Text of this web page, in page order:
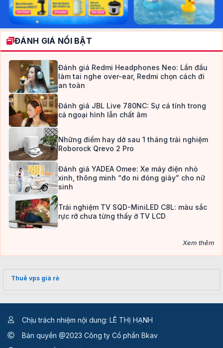
ĐÁNH GIÁ NỔI BẬT
Đánh giá Redmi Headphones Neo: Lần đầu
làm tai nghe over-ear, Redmi chọn cách đi
an toàn
Đánh giá JBL Live 780NC: Sự cá tính trong
cả ngoại hình lẫn chất âm
Những điểm hay dở sau 1 tháng trải nghiệm
Roborock Qrevo 2 Pro
Đánh giá YADEA Omee: Xe máy điện nhỏ
xinh, thông minh “đo ni đóng giày” cho nữ
sinh
Trải nghiệm TV SQD-MiniLED C8L: màu sắc
rực rỡ chưa từng thấy ở TV LCD
Xem thêm
Thuê vps giá rẻ
Chịu trách nhiệm nội dung: LÊ THỊ HẠNH
Bản quyền @2023 Công ty Cổ phần Bkav